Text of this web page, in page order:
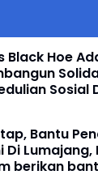
Black Hoe
Sosial
Bantu
Di
berikan